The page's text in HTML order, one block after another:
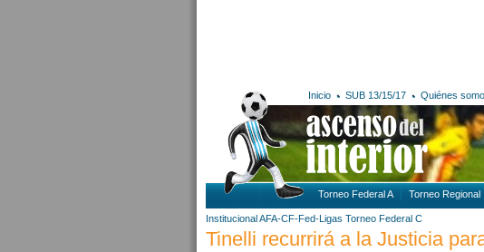
Inicio SUB 13/15/17 Quiénes
Torneo Federal A Torneo Regional
Institucional AFA-CF-Fed-Ligas Torneo Federal C
Tinelli recurrirá a la Justicia